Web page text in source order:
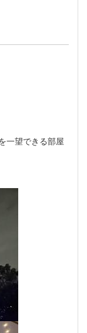
一望できる部屋